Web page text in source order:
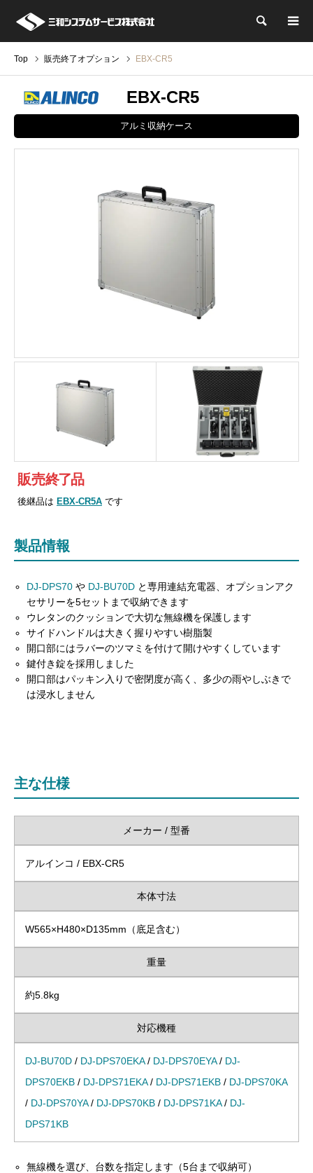
検索
Top 販売終了オプション EBX-CR5
EBX-CR5
アルミ収納ケース
販売終了品
後継品は EBX-CR5A です
製品情報
DJ-DPS70 や DJ-BU70D と専用連結充電器、オプションアク
セサリーを5セットまで収納できます
ウレタンのクッションで大切な無線機を保護します
サイドハンドルは大きく握りやすい樹脂製
開口部にはラバーのツマミを付けて開けやすくしています
鍵付き錠を採用しました
開口部はパッキン入りで密閉度が高く、多少の雨やしぶきで
は浸水しません
主な仕様
メーカー / 型番
アルインコ / EBX-CR5
本体寸法
W565×H480×D135mm（底足含む）
重量
約5.8kg
対応機種
DJ-BU70D / DJ-DPS70EKA/ DJ-DPS70EYA/ DJ-
DPS70EKB / DJ-DPS71EKA/ DJ-DPS71EKB / DJ-DPS70KA
/ DJ-DPS70YA/ DJ-DPS70KB / DJ-DPS71KA/ DJ-
DPS71KB
無線機を選び、台数を指定します（5台まで収納可）